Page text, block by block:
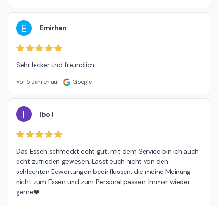
E Emirhan
Sehr lecker und freundlich
Vor 5 Jahren auf Google
I Ibo I
Das Essen schmeckt echt gut, mit dem Service bin ich auch
echt zufrieden gewesen. Lasst euch nicht von den
schlechten Bewertungen beeinflussen, die meine Meinung
nicht zum Essen und zum Personal passen. Immer wieder
gerne❤️